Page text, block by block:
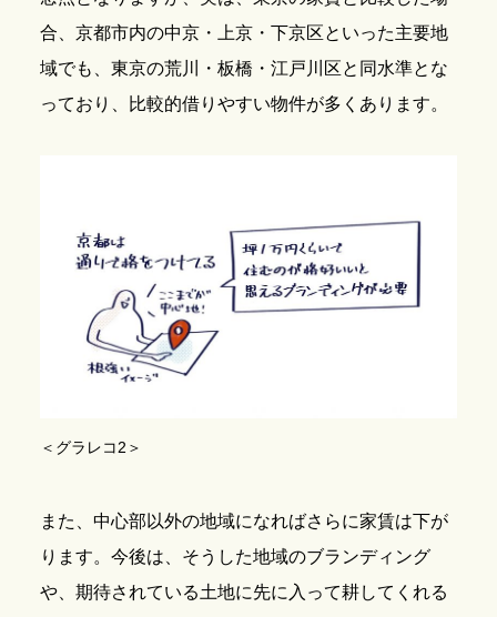
合、京都市内の中京・上京・下京区といった主要地
域でも、東京の荒川・板橋・江戸川区と同水準とな
っており、比較的借りやすい物件が多くあります。
＜グラレコ2＞
また、中心部以外の地域になればさらに家賃は下が
ります。今後は、そうした地域のブランディング
や、期待されている土地に先に入って耕してくれる